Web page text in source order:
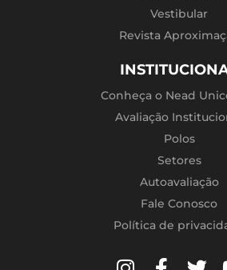
Vestibular
Revista
Conheça o Nead
Avaliação
Polos
Setores
Autoavaliação
Fale Conosco
Política de